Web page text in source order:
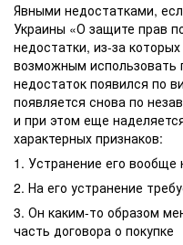
Явными недостатками,
Украины «О защите прав
недостатки, из-за
возможным использовать
недостаток появился по
появляется снова по
и при этом еще
характерных признаков:
1. Устранение его вообще
2. На его устранение
3. Он каким-то образом
часть договора о покупке